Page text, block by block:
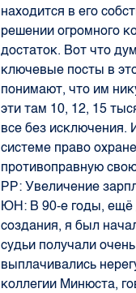
находится в его
решении огромного
достаток. Вот что
ключевые посты в
понимают, что им
эти там 10, 12, 15
все без исключения.
системе право
противоправную
РР:Увеличение
ЮН: В 90-е годы, ещё
создания, я был
судьи получали
выплачивались
коллегии Минюста,